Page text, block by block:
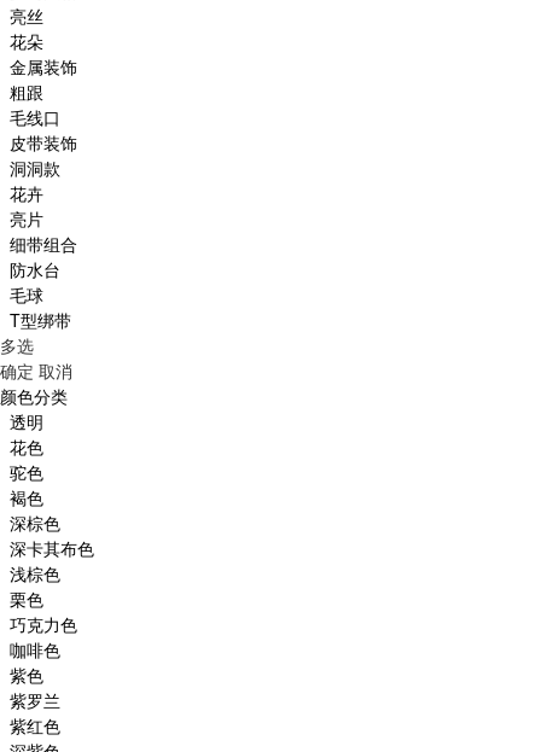
亮丝
花朵
金属装饰
粗跟
毛线口
皮带装饰
洞洞款
花卉
亮片
细带组合
防水台
毛球
T型绑带
多选
确定 取消
颜色分类
透明
花色
驼色
褐色
深棕色
深卡其布色
浅棕色
栗色
巧克力色
咖啡色
紫色
紫罗兰
紫红色